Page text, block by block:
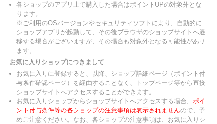
各ショップのアプリ上で購入した場合はポイントUPの対象外とな
ります。
※ご利用のOSバージョンやセキュリティソフトにより、自動的に
ショップアプリが起動して、その後ブラウザのショップサイトへ遷
移する場合がございますが、その場合も対象外となる可能性があり
ます。
お気に入りショップにつきまして
お気に入りに登録すると、以降、ショップ詳細ページ（ポイント付
与条件確認ページ）を経由することなく、トップページ等から直接
ショップサイトへアクセスすることができます。
お気に入りショップからショップサイトへアクセスする場合、 ポイ
ント付与条件等の各ショップの注意事項は表示されませんので、予
めご注意ください。なお、各ショップの注意事項は、お気に入りシ